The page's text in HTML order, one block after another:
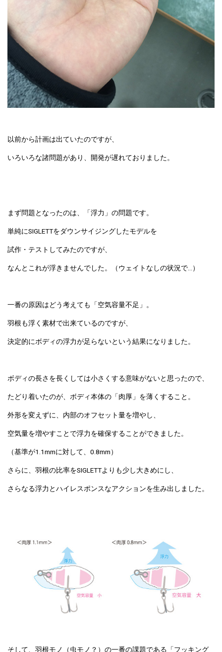
以前から計画は出ていたのですが、
いろいろな諸問題があり、開発が遅れておりました。
まず問題となったのは、「浮力」の問題です。
単純にSIGLETTをダウンサイジングしたモデルを
試作・テストしてみたのですが、
なんとこれが浮きませんでした。（ウェイトなしの状況で…）
一番の原因はどう考えても「空気容量不足」。
羽根も浮く素材で出来ているのですが、
決定的にボディの浮力が足らないという結果になりました。
ボディの長さを長くしては小さくする意味がないと思ったので、
たどり着いたのが、ボディ本体の「肉厚」を薄くすること。
外形を変えずに、内部のオフセット量を増やし、
空気量を増やすことで浮力を確保することができました。
（基準が1.1mmに対して、0.8mm）
さらに、羽根の比率をSIGLETTよりも少し大きめにし、
さらなる浮力とハイレスポンスなアクションを生み出しました。
そして、羽根モノ（虫モノ？）の一番の課題である「フッキング